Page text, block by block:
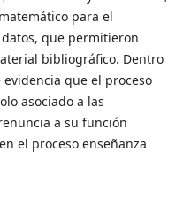
para el
que permitieron
bibliográfico. Dentro
que el proceso
asociado a las
a su función
el proceso enseñanza